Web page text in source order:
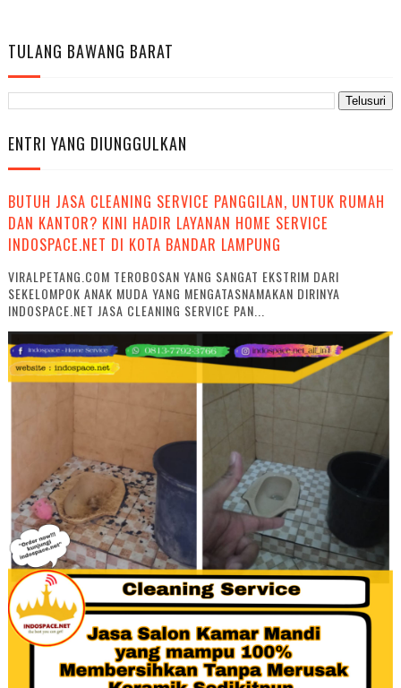
TULANG BAWANG BARAT
ENTRI YANG DIUNGGULKAN
BUTUH JASA CLEANING SERVICE PANGGILAN, UNTUK RUMAH
DAN KANTOR? KINI HADIR LAYANAN HOME SERVICE
INDOSPACE.NET DI KOTA BANDAR LAMPUNG
VIRALPETANG.COM TEROBOSAN YANG SANGAT EKSTRIM DARI
SEKELOMPOK ANAK MUDA YANG MENGATASNAMAKAN DIRINYA
INDOSPACE.NET JASA CLEANING SERVICE PAN...